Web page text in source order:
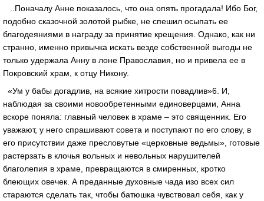
..Поначалу Анне показалось, что она опять прогадала! Ибо Бог,
подобно сказочной золотой рыбке, не спешил осыпать ее
благодеяниями в награду за принятие крещения. Однако, как ни
странно, именно привычка искать везде собственной выгоды не
только удержала Анну в лоне Православия, но и привела ее в
Покровский храм, к отцу Никону.
«Ум у бабы догадлив, на всякие хитрости повадлив»6. И,
наблюдая за своими новообретенными единоверцами, Анна
вскоре поняла: главный человек в храме – это священник. Его
уважают, у него спрашивают совета и поступают по его слову, в
его присутствии даже пресловутые «церковные ведьмы», готовые
растерзать в клочья вольных и невольных нарушителей
благолепия в храме, превращаются в смиренных, кротко
блеющих овечек. А преданные духовные чада изо всех сил
стараются сделать так, чтобы батюшка чувствовал себя, как у